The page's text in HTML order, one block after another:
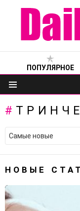
ПОПУЛЯРНОЕ
Меню
НОВЫЕ